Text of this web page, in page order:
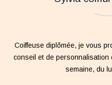
Coiffeuse diplômée, je vous
conseil et de
semaine, du